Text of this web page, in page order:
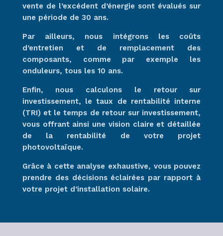
vente de l’excédent d’énergie sont évalués sur
une période de 30 ans.
Par ailleurs, nous intégrons les coûts
d’entretien et de remplacement des
composants, comme par exemple les
onduleurs, tous les 10 ans.
Enfin, nous calculons le retour sur
investissement, le taux de rentabilité interne
(TRI) et le temps de retour sur investissement,
vous offrant ainsi une vision claire et détaillée
de la rentabilité de votre projet
photovoltaïque.
Grâce à cette analyse exhaustive, vous pouvez
prendre des décisions éclairées par rapport à
votre projet d’installation solaire.